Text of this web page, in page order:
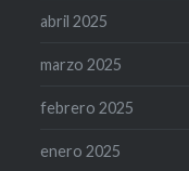
abril 2025
marzo 2025
febrero 2025
enero 2025